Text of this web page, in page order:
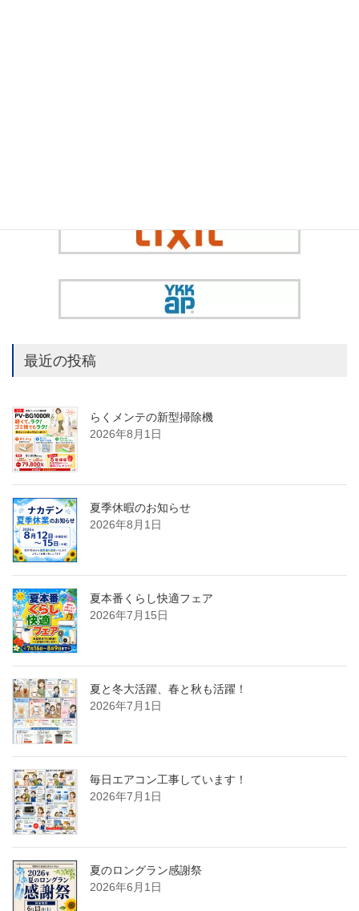
最近の投稿
らくメンテの新型掃除機
2026年8月1日
夏季休暇のお知らせ
2026年8月1日
夏本番くらし快適フェア
2026年7月15日
夏と冬大活躍、春と秋も活躍！
2026年7月1日
毎日エアコン工事しています！
2026年7月1日
夏のロングラン感謝祭
2026年6月1日